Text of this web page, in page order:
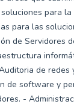
para la
para las
de Servidores
de redes
de software y
-